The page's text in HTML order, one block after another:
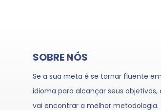
SOBRE NÓS
Se a sua meta é se tornar fluente
idioma para alcançar seus objetivos,
vai encontrar a melhor metodologia.